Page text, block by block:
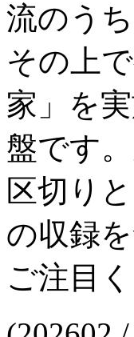
流のう
その上
家」を
盤です
区切り
の収録
ご注目